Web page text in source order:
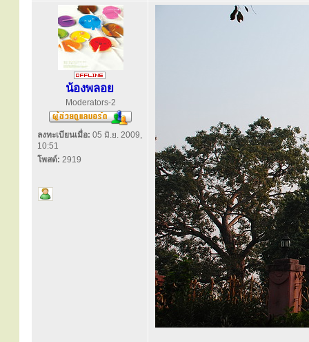
น้องพลอย
Moderators-2
ลงทะเบียนเมื่อ: 05 มิ.ย. 2009,
10:51
โพสต์: 2919